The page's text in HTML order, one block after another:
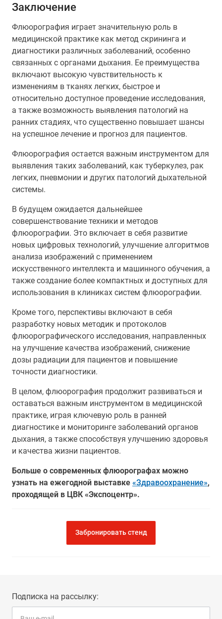
Заключение
Флюорография играет значительную роль в
медицинской практике как метод скрининга и
диагностики различных заболеваний, особенно
связанных с органами дыхания. Ее преимущества
включают высокую чувствительность к
изменениям в тканях легких, быстрое и
относительно доступное проведение исследования,
а также возможность выявления патологий на
ранних стадиях, что существенно повышает шансы
на успешное лечение и прогноз для пациентов.
Флюорография остается важным инструментом для
выявления таких заболеваний, как туберкулез, рак
легких, пневмонии и других патологий дыхательной
системы.
В будущем ожидается дальнейшее
совершенствование техники и методов
флюорографии. Это включает в себя развитие
новых цифровых технологий, улучшение алгоритмов
анализа изображений с применением
искусственного интеллекта и машинного обучения, а
также создание более компактных и доступных для
использования в клиниках систем флюорографии.
Кроме того, перспективы включают в себя
разработку новых методик и протоколов
флюорографического исследования, направленных
на улучшение качества изображений, снижение
дозы радиации для пациентов и повышение
точности диагностики.
В целом, флюорография продолжит развиваться и
оставаться важным инструментом в медицинской
практике, играя ключевую роль в ранней
диагностике и мониторинге заболеваний органов
дыхания, а также способствуя улучшению здоровья
и качества жизни пациентов.
Больше о современных флюорографах можно
узнать на ежегодной выставке «Здравоохранение»,
проходящей в ЦВК «Экспоцентр».
Забронировать стенд
Подписка на рассылку: